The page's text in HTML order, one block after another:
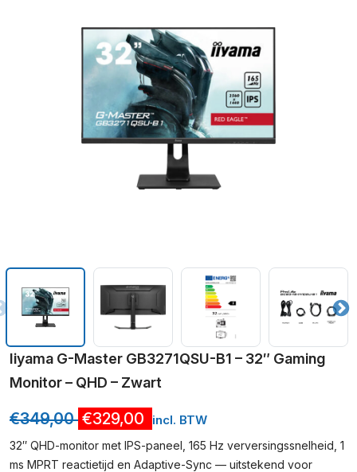
Iiyama G-Master GB3271QSU-B1 – 32″ Gaming
Monitor – QHD – Zwart
€349,00 €329,00 incl. BTW
32″ QHD-monitor met IPS-paneel, 165 Hz verversingssnelheid, 1
ms MPRT reactietijd en Adaptive-Sync — uitstekend voor